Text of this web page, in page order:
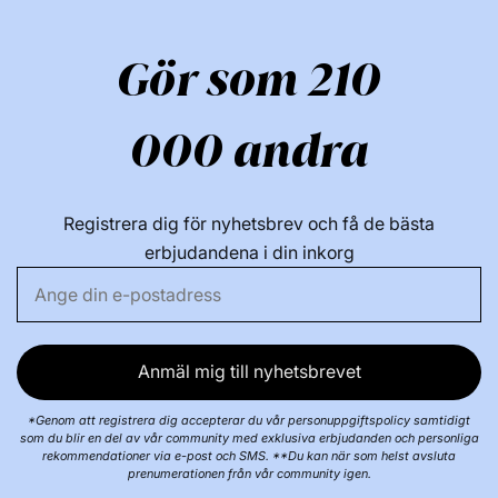
77492\Järnoxider, CI 15850\Röd 7, CI
77491\Järnoxider.
Se allt från detta varumärke:
Gör som 210
000 andra
Registrera dig för nyhetsbrev och få de bästa
erbjudandena i din inkorg
Anmäl mig till nyhetsbrevet
*Genom att registrera dig accepterar du vår personuppgiftspolicy samtidigt
som du blir en del av vår community med exklusiva erbjudanden och personliga
rekommendationer via e-post och SMS. **Du kan när som helst avsluta
prenumerationen från vår community igen.